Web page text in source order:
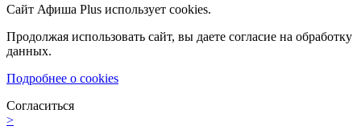
Сайт Афиша Plus использует cookies.
Продолжая использовать сайт, вы даете согласие на обработку
данных.
Подробнее о cookies
Согласиться
>